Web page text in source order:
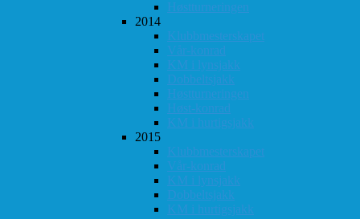
Høstturneringen
2014
Klubbmesterskapet
Vår-konrad
KM i lynsjakk
Dobbeltsjakk
Høstturneringen
Høst-konrad
KM i hurtigsjakk
2015
Klubbmesterskapet
Vår-konrad
KM i lynsjakk
Dobbeltsjakk
KM i hurtigsjakk